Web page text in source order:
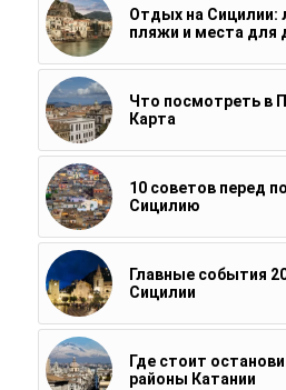
Отдых на Сицилии:
пляжи и места для
Что посмотреть в
Карта
10 советов перед
Сицилию
Главные события
Сицилии
Где стоит
районы Катании